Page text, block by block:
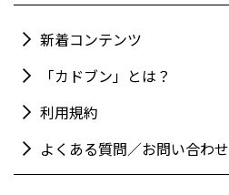
新着コンテンツ
「カドブン」とは？
利用規約
よくある質問／お問い合わせ